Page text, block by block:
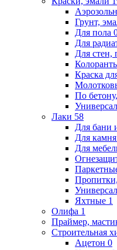
Грунт,
Для пола
Для
Для стен,
Краска
По
Лаки 58
Для бани
Для камня
Для
Яхтные 1
Олифа 1
Праймер,
Строительная
Ацетон 0